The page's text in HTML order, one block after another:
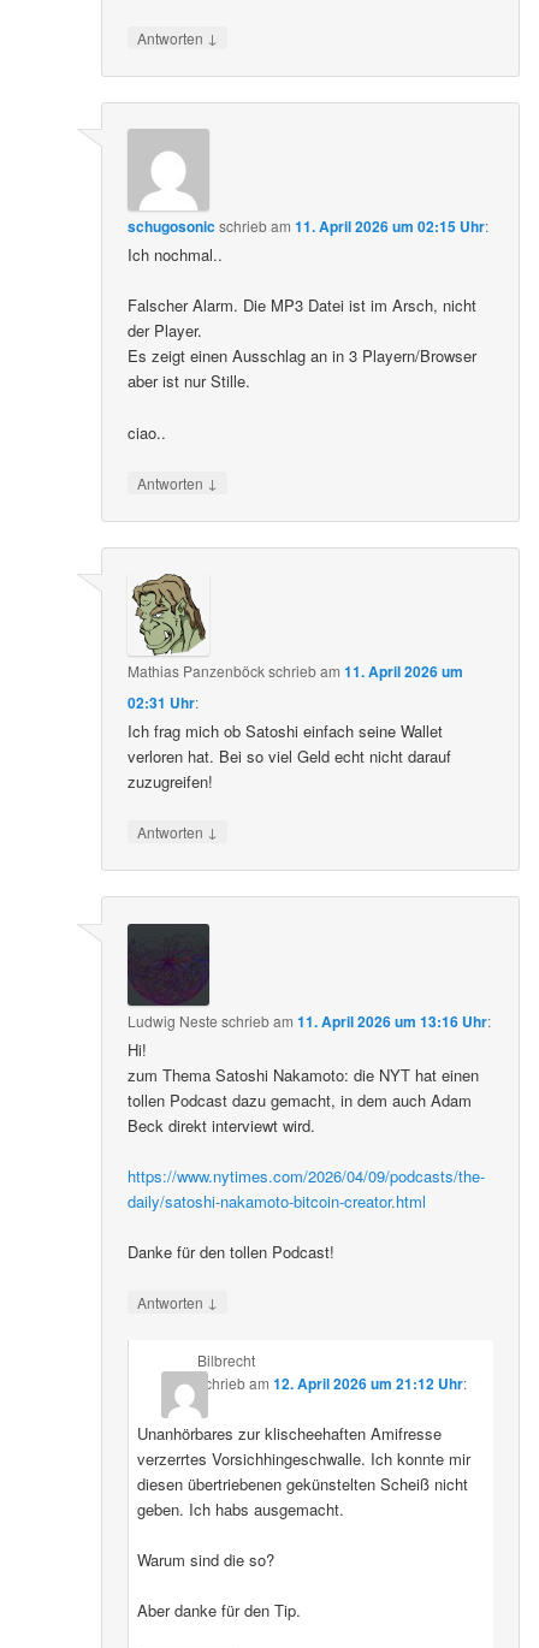
Antworten ↓
schugosonicschriebam11. April 2026 um 02:15 Uhr:
Ich nochmal..
Falscher Alarm. Die MP3 Datei ist im Arsch, nicht
der Player.
Es zeigt einen Ausschlag an in 3 Playern/Browser
aber ist nur Stille.
ciao..
Antworten ↓
Mathias Panzenböckschriebam11. April 2026 um
02:31 Uhr:
Ich frag mich ob Satoshi einfach seine Wallet
verloren hat. Bei so viel Geld echt nicht darauf
zuzugreifen!
Antworten ↓
Ludwig Neste schriebam11. April 2026 um 13:16 Uhr:
Hi!
zum Thema Satoshi Nakamoto: die NYT hat einen
tollen Podcast dazu gemacht, in dem auch Adam
Beck direkt interviewt wird.
https://www.nytimes.com/2026/04/09/podcasts/the-
daily/satoshi-nakamoto-bitcoin-creator.html
Danke für den tollen Podcast!
Antworten ↓
Bilbrecht
schriebam 12. April 2026 um 21:12 Uhr:
Unanhörbares zur klischeehaften Amifresse
verzerrtes Vorsichhingeschwalle. Ich konnte mir
diesen übertriebenen gekünstelten Scheiß nicht
geben. Ich habs ausgemacht.
Warum sind die so?
Aber danke für den Tip.